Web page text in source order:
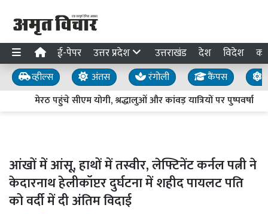
ई-पेपर उत्तर प्रदेश उत्तराखंड देश विदेश
व्हील्स अंतस रंगोली कैंपस
मेरठ पहुंचे सीएम योगी, श्रद्धालुओं और कांवड़ यात्रियों पर पुष्पवर्षा
आंखों में आंसू, हाथों में तस्वीर, लेफ्टिनेंट कर्नल पत्नी ने
केदारनाथ हेलीकॉप्टर दुर्घटना में शहीद पायलट पति
को वर्दी में दी अंतिम विदाई